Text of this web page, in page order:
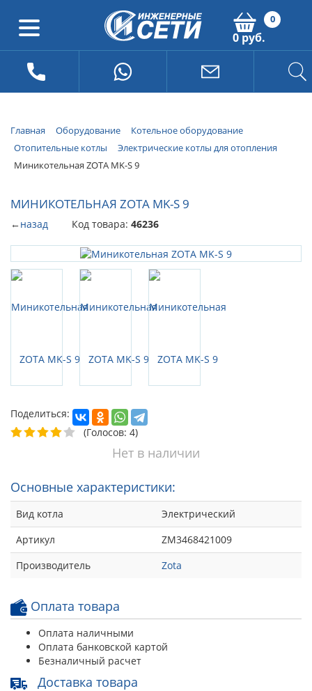
0
0 руб.
Главная Оборудование
Котельное оборудование
Отопительные котлы
Электрические котлы для отопления
Миникотельная ZOTA MK-S 9
МИНИКОТЕЛЬНАЯ ZOTA MK-S 9
←назад Код товара: 46236
Поделиться:
(Голосов: 4)
Нет в наличии
Основные характеристики:
Вид котла
Электрический
Артикул
ZM3468421009
Производитель
Zota
Оплата товара
Оплата наличными
Оплата банковской картой
Безналичный расчет
Доставка товара